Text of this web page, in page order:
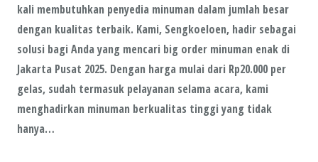
kali membutuhkan penyedia minuman dalam jumlah besar
dengan kualitas terbaik. Kami, Sengkoeloen, hadir sebagai
solusi bagi Anda yang mencari big order minuman enak di
Jakarta Pusat 2025. Dengan harga mulai dari Rp20.000 per
gelas, sudah termasuk pelayanan selama acara, kami
menghadirkan minuman berkualitas tinggi yang tidak
hanya…